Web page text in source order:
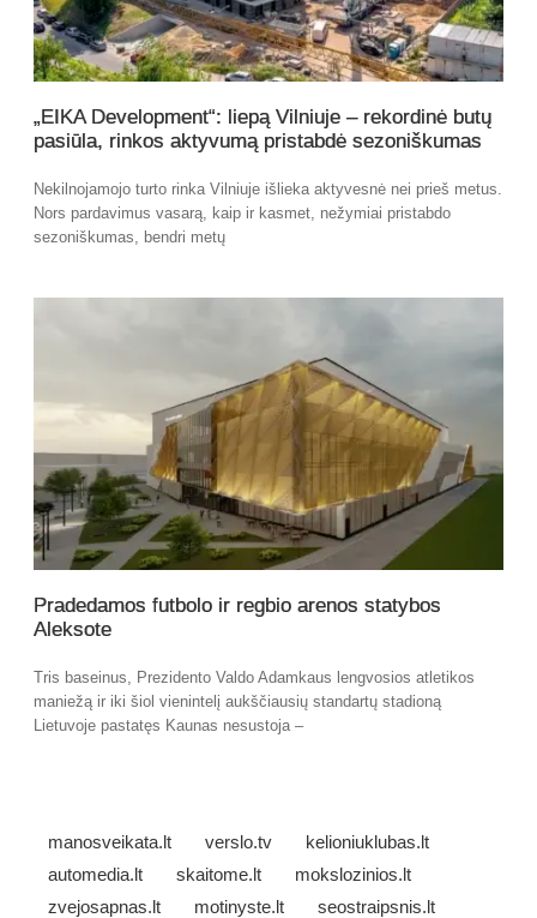
„EIKA Development“: liepą Vilniuje – rekordinė butų
pasiūla, rinkos aktyvumą pristabdė sezoniškumas
Nekilnojamojo turto rinka Vilniuje išlieka aktyvesnė nei prieš metus.
Nors pardavimus vasarą, kaip ir kasmet, nežymiai pristabdo
sezoniškumas, bendri metų
Pradedamos futbolo ir regbio arenos statybos
Aleksote
Tris baseinus, Prezidento Valdo Adamkaus lengvosios atletikos
maniežą ir iki šiol vienintelį aukščiausių standartų stadioną
Lietuvoje pastatęs Kaunas nesustoja –
manosveikata.lt verslo.tv
kelioniuklubas.lt
automedia.lt
skaitome.lt
mokslozinios.lt
zvejosapnas.lt
motinyste.lt seostraipsnis.lt